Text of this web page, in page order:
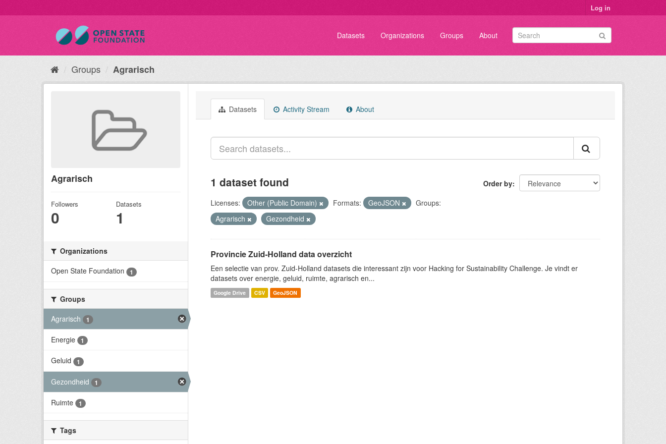
Log in
Datasets Organizations Groups About
Groups Agrarisch
Agrarisch
Followers
0
Datasets
1
Organizations
Open State Foundation
1
Groups
Agrarisch
1
Energie 1
Geluid 1
Gezondheid 1
Ruimte 1
Tags
Datasets Activity Stream About
Order by
1 dataset found
Licenses: Other (Public Domain) Formats: GeoJSON
Groups:
Agrarisch
Gezondheid
Provincie Zuid-Holland data overzicht
Een selectie van prov. Zuid-Holland datasets die interessant zijn voor Hacking for Sustainability Challenge. Je vindt er
datasets over energie, geluid, ruimte, agrarisch en...
Google Drive CSV GeoJSON